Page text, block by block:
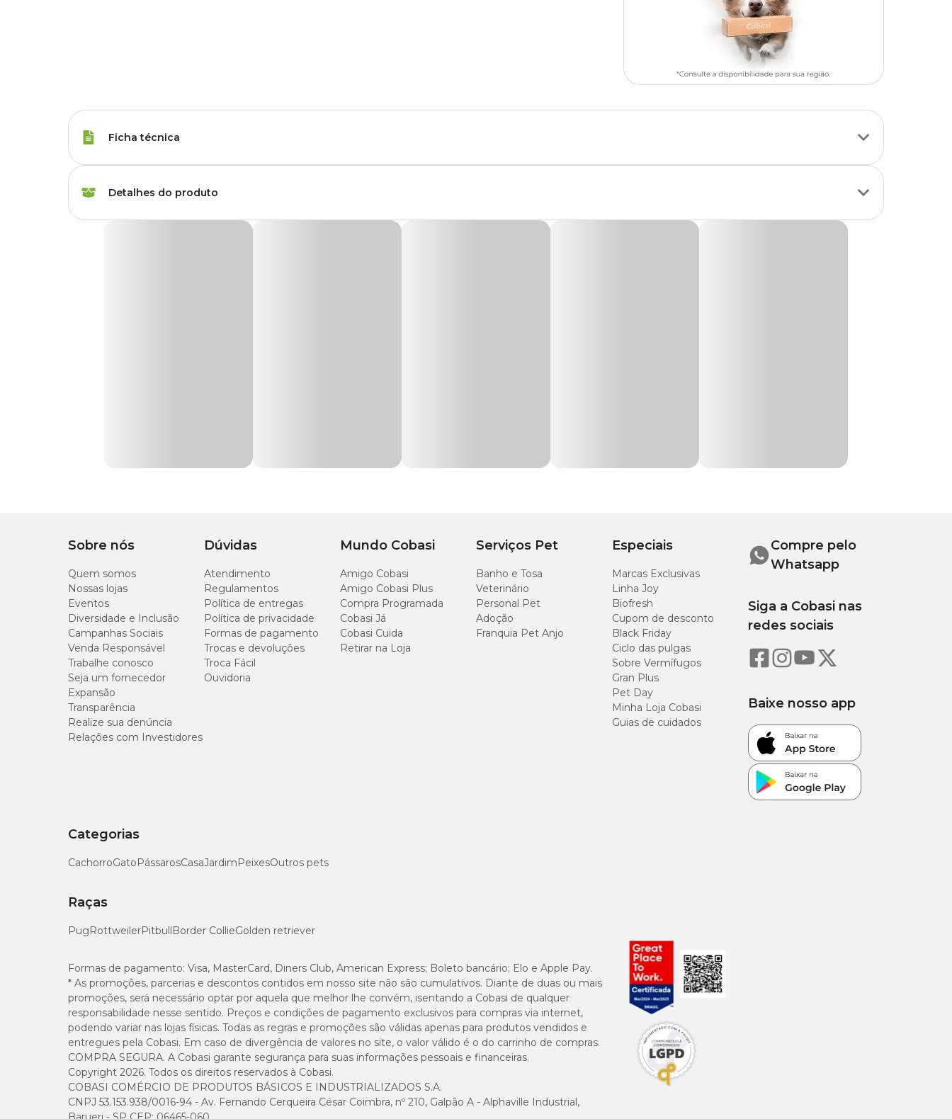
Ficha técnica
Cor Verde
Autoirrigável Não
Detalhes do produto
Sua casa ou jardim merece um toque especial de beleza. Na Cobasi, você encontra o Cachepô Cerâmica Helena Verde Jade Vasos Tupã compreçoespecial.
Sobre nós
Quem somos
Nossas lojas
Eventos
Diversidade e Inclusão
Campanhas Sociais
Venda Responsável
Trabalhe conosco
Seja um fornecedor
Expansão
Transparência
Realize sua denúncia
Relações com Investidores
Dúvidas
Atendimento
Regulamentos
Política de entregas
Política de privacidade
Formas de pagamento
Trocas e devoluções
Troca Fácil
Ouvidoria
Mundo Cobasi
Amigo Cobasi
Amigo Cobasi Plus
Compra Programada
Cobasi Já
Cobasi Cuida
Retirar na Loja
Serviços Pet
Banho e Tosa
Veterinário
Personal Pet
Adoção
Franquia Pet Anjo
Especiais
Marcas Exclusivas
Linha Joy
Biofresh
Cupom de desconto
Black Friday
Ciclo das pulgas
Sobre Vermífugos
Gran Plus
Pet Day
Minha Loja Cobasi
Guias de cuidados
Categorias
CachorroGatoPássarosCasaJardimPeixesOutros pets
Raças
PugRottweilerPitbullBorder CollieGolden retriever
Compre pelo
Whatsapp
Siga a Cobasi nas
redes sociais
Baixe nosso app
Formas de pagamento: Visa, MasterCard, Diners Club, American Express; Boleto bancário; Elo e Apple Pay.
* As promoções, parcerias e descontos contidos em nosso site não são cumulativos. Diante de duas ou mais
promoções, será necessário optar por aquela que melhor lhe convém, isentando a Cobasi de qualquer
responsabilidade nesse sentido. Preços e condições de pagamento exclusivos para compras via internet,
podendo variar nas lojas físicas. Todas as regras e promoções são válidas apenas para produtos vendidos e
entregues pela Cobasi. Em caso de divergência de valores no site, o valor válido é o do carrinho de compras.
COMPRA SEGURA. A Cobasi garante segurança para suas informações pessoais e financeiras.
Copyright 2026. Todos os direitos reservados à Cobasi.
COBASI COMÉRCIO DE PRODUTOS BÁSICOS E INDUSTRIALIZADOS S.A.
CNPJ 53.153.938/0016-94 - Av. Fernando Cerqueira César Coimbra, nº 210, Galpão A - Alphaville Industrial,